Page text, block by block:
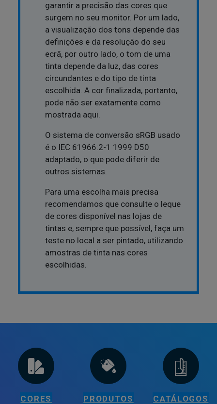
garantir a precisão das cores que
surgem no seu monitor. Por um lado,
a visualização dos tons depende das
definições e da resolução do seu
ecrã, por outro lado, o tom de uma
tinta depende da luz, das cores
circundantes e do tipo de tinta
escolhida. A cor finalizada, portanto,
pode não ser exatamente como
mostrada aqui.
O sistema de conversão sRGB usado
é o IEC 61966:2-1 1999 D50
adaptado, o que pode diferir de
outros sistemas.
Para uma escolha mais precisa
recomendamos que consulte o leque
de cores disponível nas lojas de
tintas e, sempre que possível, faça um
teste no local a ser pintado, utilizando
amostras de tinta nas cores
escolhidas.
CORES PRODUTOS CATÁLOGOS